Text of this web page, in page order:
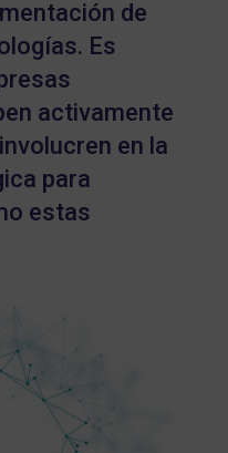
de
Es
activamente
en la
para
estas